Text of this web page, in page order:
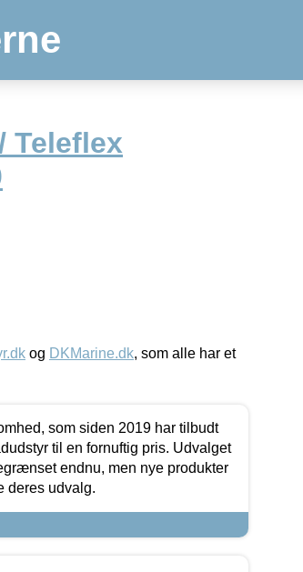
Teleflex
og DKMarine.dk, som alle har et
som siden 2019 har tilbudt
til en fornuftig pris. Udvalget
endnu, men nye produkter
deres udvalg.